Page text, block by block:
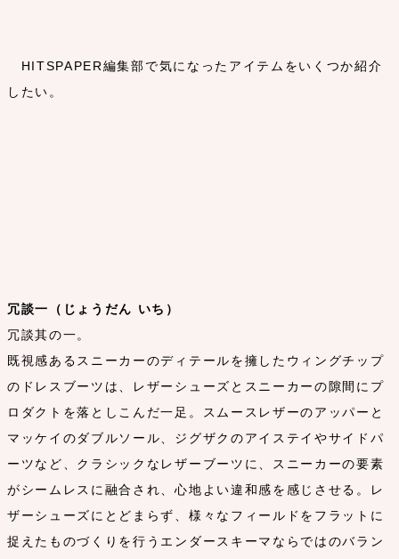
HITSPAPER編集部で気になったアイテムをいくつか紹介
したい。
冗談一（じょうだん いち）
冗談其の一。
既視感あるスニーカーのディテールを擁したウィングチップ
のドレスブーツは、レザーシューズとスニーカーの隙間にプ
ロダクトを落としこんだ一足。スムースレザーのアッパーと
マッケイのダブルソール、ジグザクのアイステイやサイドパ
ーツなど、クラシックなレザーブーツに、スニーカーの要素
がシームレスに融合され、心地よい違和感を感じさせる。レ
ザーシューズにとどまらず、様々なフィールドをフラットに
捉えたものづくりを行うエンダースキーマならではのバラン